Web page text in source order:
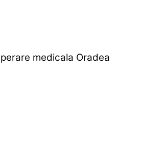
medicala Oradea